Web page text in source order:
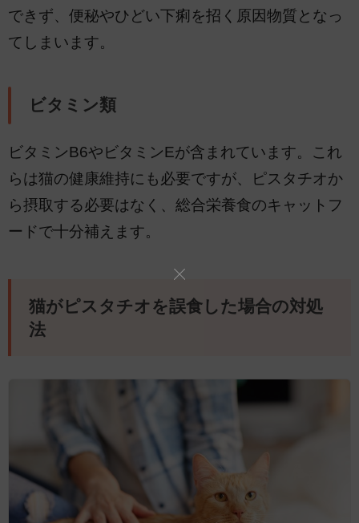
できず、便秘やひどい下痢を招く原因物質となっ
てしまいます。
ビタミン類
ビタミンB6やビタミンEが含まれています。これ
らは猫の健康維持にも必要ですが、ピスタチオか
ら摂取する必要はなく、総合栄養食のキャットフ
ードで十分補えます。
猫がピスタチオを誤食した場合の対処
法